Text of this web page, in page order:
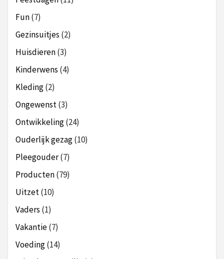
Fun(7)
Gezinsuitjes (2)
Huisdieren(3)
Kinderwens (4)
Kleding(2)
Ongewenst(3)
Ontwikkeling(24)
Ouderlijk gezag(10)
Pleegouder(7)
Producten(79)
Uitzet(10)
Vaders (1)
Vakantie(7)
Voeding(14)